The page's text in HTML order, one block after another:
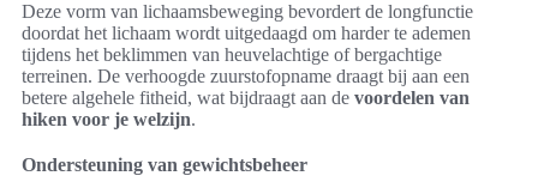
Deze vorm van lichaamsbeweging bevordert de longfunctie
doordat het lichaam wordt uitgedaagd om harder te ademen
tijdens het beklimmen van heuvelachtige of bergachtige
terreinen. De verhoogde zuurstofopname draagt bij aan een
betere algehele fitheid, wat bijdraagt aan de voordelen van
hiken voor je welzijn.
Ondersteuning van gewichtsbeheer